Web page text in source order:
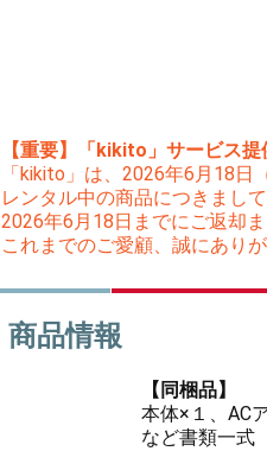
【重要】「kikito」サービス
「kikito」は、2026年6月18日
レンタル中の商品につきまし
2026年6月18日までにご返却
これまでのご愛顧、誠にあり
商品情報
【同梱品】
本体×１、AC
など書類一式